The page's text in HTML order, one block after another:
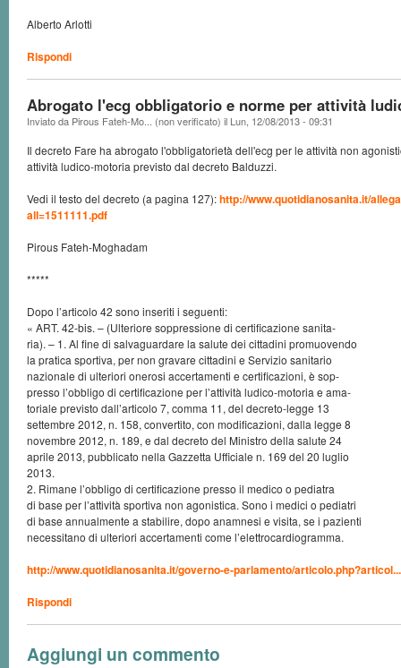
Alberto Arlotti
Rispondi
Abrogato l'ecg obbligatorio e norme per attività
Inviato da Pirous Fateh-Mo... (non verificato) il Lun, 12/08/2013 - 09:31
Il decreto Fare ha abrogato l'obbligatorietà dell'ecg per le attività non
attività ludico-motoria previsto dal decreto Balduzzi.
Vedi il testo del decreto (a pagina 127):http://www.quotidianosanita.it/
all=1511111.pdf
Pirous Fateh-Moghadam
*****
Dopo l’articolo 42 sono inseriti i seguenti:
« ART. 42-bis. – (Ulteriore soppressione di certificazione sanita-
ria). – 1. Al fine di salvaguardare la salute dei cittadini promuovendo
la pratica sportiva, per non gravare cittadini e Servizio sanitario
nazionale di ulteriori onerosi accertamenti e certificazioni, è sop-
presso l’obbligo di certificazione per l’attività ludico-motoria e ama-
toriale previsto dall’articolo 7, comma 11, del decreto-legge 13
settembre 2012, n. 158, convertito, con modificazioni, dalla legge 8
novembre 2012, n. 189, e dal decreto del Ministro della salute 24
aprile 2013, pubblicato nella Gazzetta Ufficiale n. 169 del 20 luglio
2013.
2. Rimane l’obbligo di certificazione presso il medico o pediatra
di base per l’attività sportiva non agonistica. Sono i medici o pediatri
di base annualmente a stabilire, dopo anamnesi e visita, se i pazienti
necessitano di ulteriori accertamenti come l’elettrocardiogramma.
http://www.quotidianosanita.it/governo-e-parlamento/articolo.php?articol...
Rispondi
Aggiungi un commento